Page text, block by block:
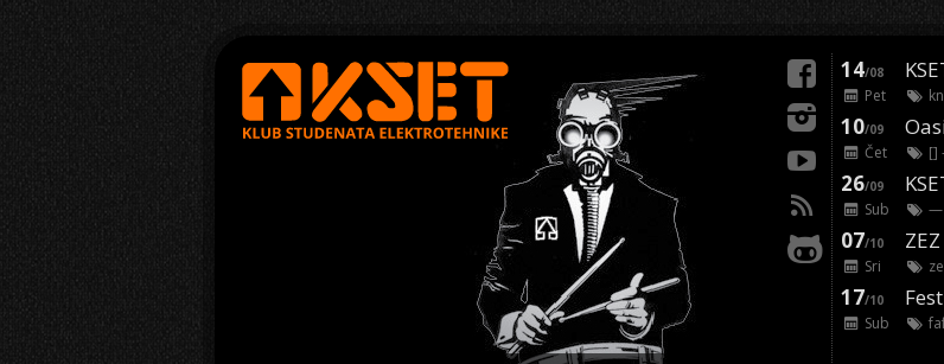
14/08
Pet
10/09
Čet []
26/09
Sub —
07/10
Sri
17/10
Sub